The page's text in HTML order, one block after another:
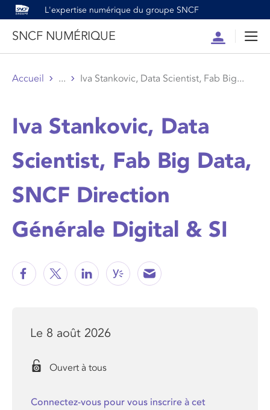
L'expertise numérique du groupe SNCF
SNCF NUMÉRIQUE
Compte
Accueil ... Iva Stankovic, Data Scientist, Fab Big...
Iva Stankovic, Data
Scientist, Fab Big Data,
SNCF Direction
Générale Digital & SI
Le 8 août 2026
Ouvert à tous
Connectez-vous pour vous inscrire à cet